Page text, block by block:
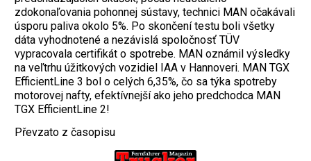
zdokonaľovania pohonnej sústavy, technici MAN očakávali
úsporu paliva okolo 5%. Po skončení testu boli všetky
dáta vyhodnotené a nezávislá spoločnosť TÜV
vypracovala certifikát o spotrebe. MAN oznámil výsledky
na veľtrhu úžitkových vozidiel IAA v Hannoveri. MAN TGX
EfficientLine 3 bol o celých 6,35%, čo sa týka spotreby
motorovej nafty, efektívnejší ako jeho predchodca MAN
TGX EfficientLine 2!
Převzato z časopisu